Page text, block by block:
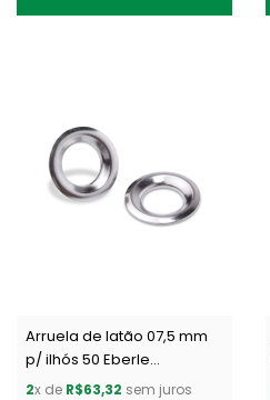
Arruela de latão 07,5 mm
p/ ilhós 50 Eberle
AR.130.075.10.L c/ 1000 un
2x de R$63,32 sem juros